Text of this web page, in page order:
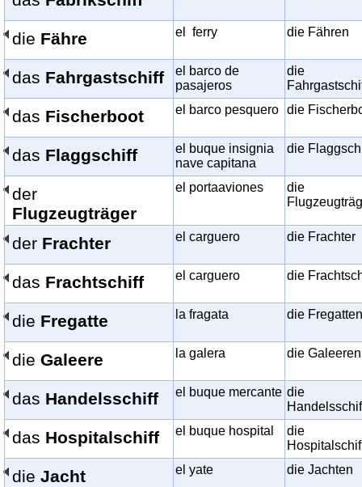
die Fähre el ferry die Fähren
das Fahrgastschiff
el barco de
pasajeros
die
das Fischerboot el barco pesquero die
das Flaggschiff
el buque insignia
nave capitana
die
der
Flugzeugträger
el portaaviones
die
der Frachter el carguero die Frachter
das Frachtschiff el carguero die
die Fregatte la fragata die Fregatten
die Galeere la galera die Galeeren
das Handelsschiff el buque mercante die
das Hospitalschiff el buque hospital
die
die Jacht el yate die Jachten